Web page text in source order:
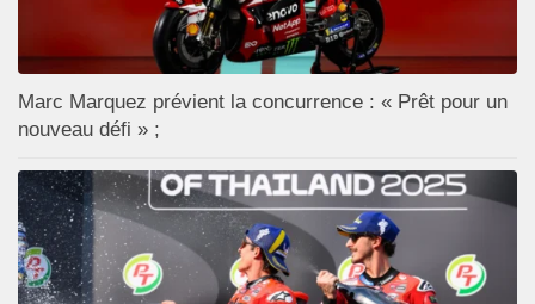
Marc Marquez prévient la concurrence : « Prêt pour un
nouveau défi » ;